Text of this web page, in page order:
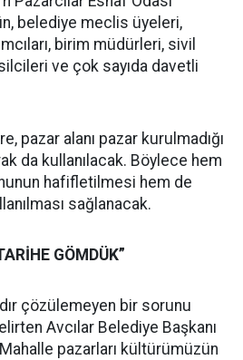
belediye meclis üyeleri,
birim müdürleri, sivil
ve çok sayıda davetli
pazar alanı pazar kurulmadığı
da kullanılacak. Böylece hem
hafifletilmesi hem de
sağlanacak.
GÖMDÜK”
çözülemeyen bir sorunu
Avcılar Belediye Başkanı
pazarları kültürümüzün